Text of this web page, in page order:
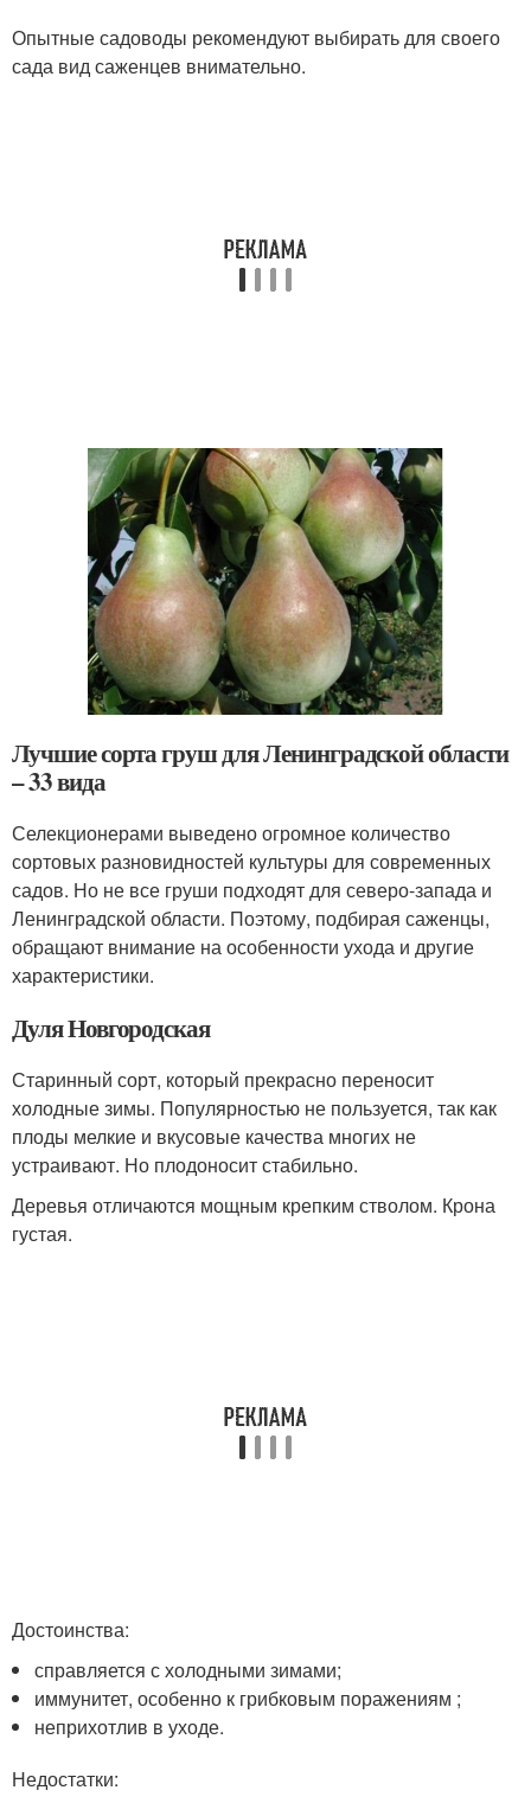
Опытные садоводы рекомендуют выбирать для своего
сада вид саженцев внимательно.
Лучшие сорта груш для Ленинградской области
– 33 вида
Селекционерами выведено огромное количество
сортовых разновидностей культуры для современных
садов. Но не все груши подходят для северо-запада и
Ленинградской области. Поэтому, подбирая саженцы,
обращают внимание на особенности ухода и другие
характеристики.
Дуля Новгородская
Старинный сорт, который прекрасно переносит
холодные зимы. Популярностью не пользуется, так как
плоды мелкие и вкусовые качества многих не
устраивают. Но плодоносит стабильно.
Деревья отличаются мощным крепким стволом. Крона
густая.
Достоинства:
справляется с холодными зимами;
иммунитет, особенно к грибковым поражениям ;
неприхотлив в уходе.
Недостатки: